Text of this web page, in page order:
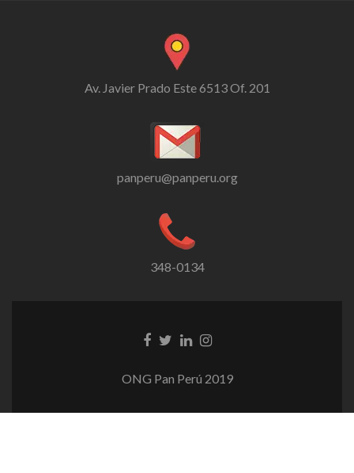
Av. Javier Prado Este 6513 Of. 201
panperu@panperu.org
348-0134
Enlace
EnlaceEnlaceEnlace
ONG Pan Perú 2019